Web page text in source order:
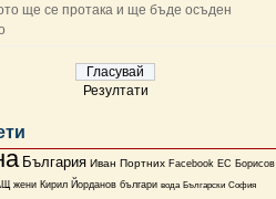
ще се протака и ще бъде осъден
Резултати
България Иван Портних Facebook ЕС Борисов
жени Кирил Йорданов българи вода Български София